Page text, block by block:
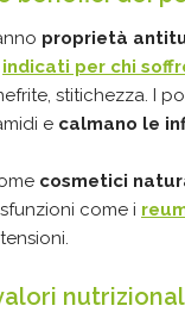
proprietà
indicati per chi
stitichezza. I
e calmano le
cosmetici
come i